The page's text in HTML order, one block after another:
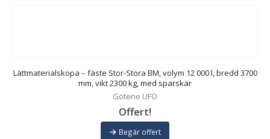
Lättmaterialskopa – fäste Stor-Stora BM, volym 12 000 l, bredd 3700
mm, vikt 2300 kg, med sparskär
Götene UFO
Offert!
Begär offert